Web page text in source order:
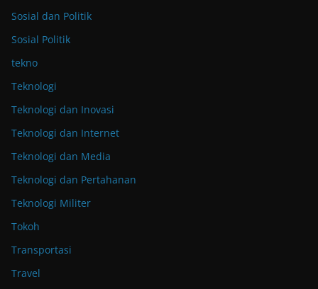
Sosial dan Politik
Sosial Politik
tekno
Teknologi
Teknologi dan Inovasi
Teknologi dan Internet
Teknologi dan Media
Teknologi dan Pertahanan
Teknologi Militer
Tokoh
Transportasi
Travel